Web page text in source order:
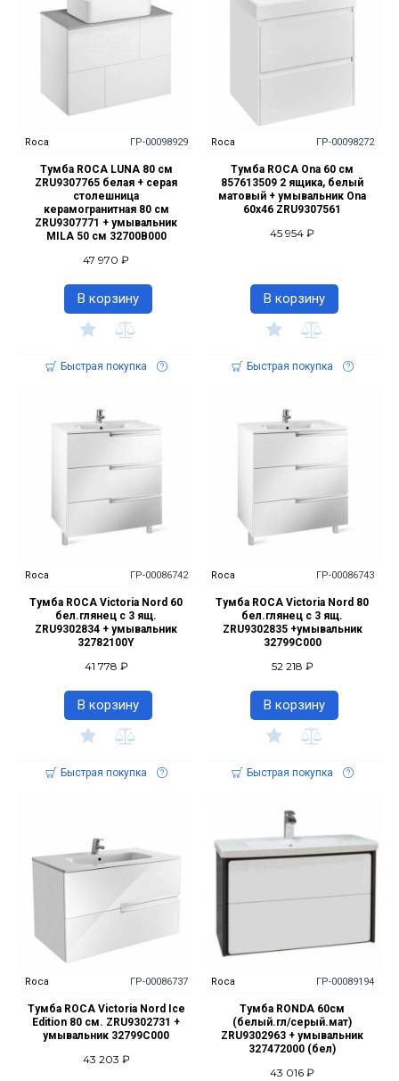
Roca ГР-00098929
Тумба ROCA LUNA 80 см
ZRU9307765 белая + серая
столешница
керамогранитная 80 см
ZRU9307771 + умывальник
MILA 50 см 32700B000
47 970 ₽
В корзину
Быстрая покупка
Roca ГР-00098272
Тумба ROCA Ona 60 см
857613509 2 ящика, белый
матовый + умывальник Ona
60х46 ZRU9307561
45 954 ₽
В корзину
Быстрая покупка
Roca ГР-00086742
Тумба ROCA Victoria Nord 60
бел.глянец с 3 ящ.
ZRU9302834 + умывальник
32782100Y
41 778 ₽
В корзину
Быстрая покупка
Roca ГР-00086743
Тумба ROCA Victoria Nord 80
бел.глянец с 3 ящ.
ZRU9302835 +умывальник
32799C000
52 218 ₽
В корзину
Быстрая покупка
Roca ГР-00086737
Тумба ROCA Victoria Nord Ice
Edition 80 см. ZRU9302731 +
умывальник 32799C000
43 203 ₽
Roca ГР-00089194
Тумба RONDA 60см
(белый.гл/серый.мат)
ZRU9302963 + умывальник
327472000 (бел)
43 016 ₽